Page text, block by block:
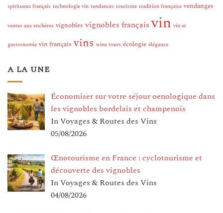
spiritueux français technologie vin tendances tourisme tradition française vendanges
ventes aux enchères vignobles vignobles français vin vin et
gastronomie vin français vins wine tours écologie élégance
A LA UNE
Économiser sur votre séjour oenologique dans
les vignobles bordelais et champenois
In Voyages & Routes des Vins
05/08/2026
Œnotourisme en France : cyclotourisme et
découverte des vignobles
In Voyages & Routes des Vins
04/08/2026